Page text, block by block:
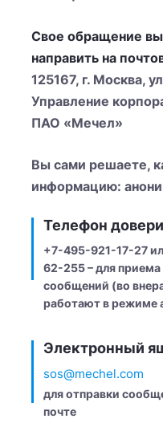
Свое обращение
направить на
125167, г. Москва,
Управление
ПАО «Мечел»
Вы сами решаете,
информацию:
Телефон
+7-495-921-17-27
62-255 – для приема
сообщений (во
работают в режиме
Электронный
sos@mechel.com
для отправки
почте